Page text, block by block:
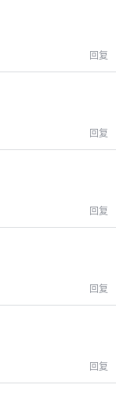
回复
回复
回复
回复
回复
提升权